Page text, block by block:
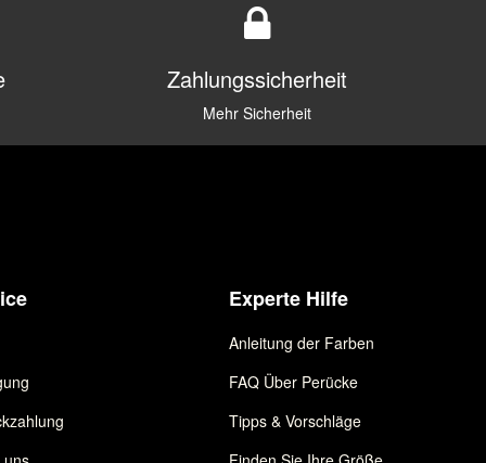
Zahlungssicherheit
Mehr Sicherheit
Experte Hilfe
Anleitung der Farben
FAQ Über Perücke
Tipps & Vorschläge